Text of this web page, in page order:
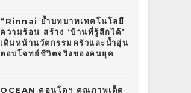
“Rinnai ย้ำบทบาทเทคโนโลยี
ความร้อน สร้าง ‘บ้านที่รู้สึกได้’
เดินหน้านวัตกรรมครัวและน้ำอุ่น
ตอบโจทย์ชีวิตจริงของคนยุค
OCEAN คอนโดฯ คุณภาพเด็ด